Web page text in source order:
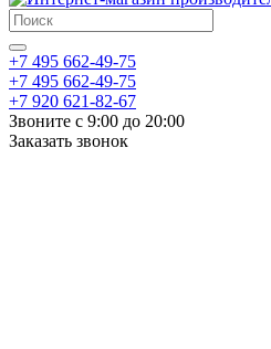
+7 495 662-49-75
+7 495 662-49-75
+7 920 621-82-67
Звоните с 9:00 до 20:00
Заказать звонок